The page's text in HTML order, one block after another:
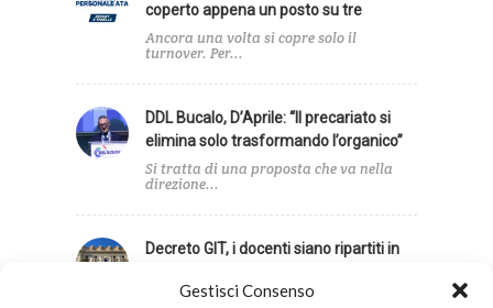
Gestisci Consenso
coperto appena un posto su tre
Ancora una volta si copre solo il
turnover. Per...
DDL Bucalo, D’Aprile: “Il precariato si
elimina solo trasformando l’organico”
Si tratta di una proposta che va nella
direzione...
Decreto GIT, i docenti siano ripartiti in
Infine, la UIL Scuola ha sollecitato una